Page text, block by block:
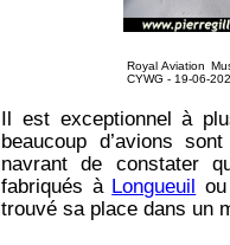
Royal Aviation
CYWG - 19-06-
Il est exceptionnel à
beaucoup d’avions
navrant de constater
fabriqués à Longueuil
trouvé sa place dans un